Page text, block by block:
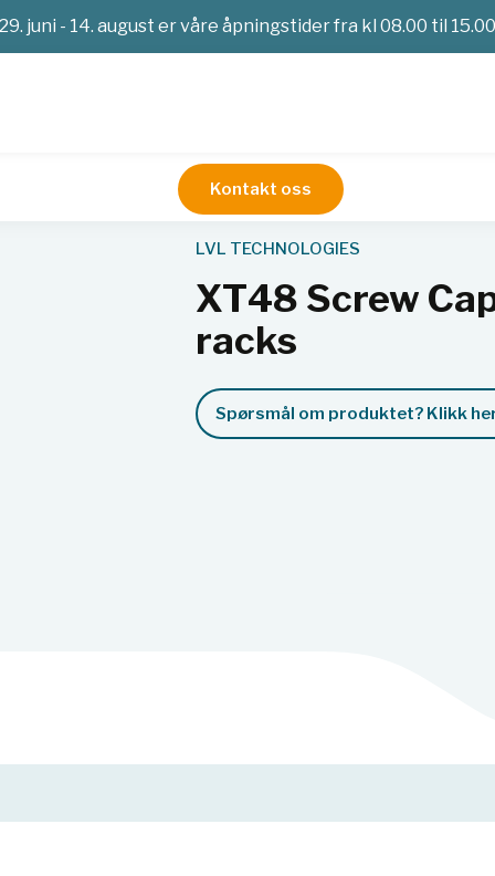
29. juni - 14. august er våre åpningstider fra kl 08.00 til 15.00
Kontakt oss
XT48 Screw Caps, CapRack SBS96, 50 racks
LVL TECHNOLOGIES
XT48 Screw
racks
Spørsmål om produktet? Klikk